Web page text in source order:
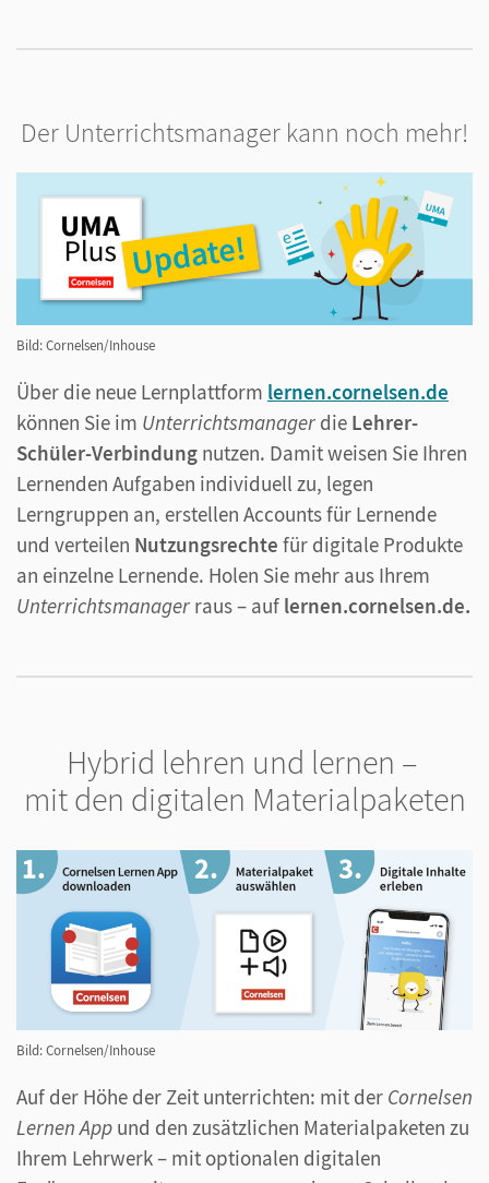
Der Unterrichtsmanager kann noch mehr!
Bild: Cornelsen/Inhouse
Über die neue Lernplattform lernen.cornelsen.de
können Sie im Unterrichtsmanager die Lehrer-
Schüler-Verbindung nutzen. Damit weisen Sie Ihren
Lernenden Aufgaben individuell zu, legen
Lerngruppen an, erstellen Accounts für Lernende
und verteilen Nutzungsrechte für digitale Produkte
an einzelne Lernende. Holen Sie mehr aus Ihrem
Unterrichtsmanager raus – auf lernen.cornelsen.de.
Hybrid lehren und lernen –
mit den digitalen Materialpaketen
Bild: Cornelsen/Inhouse
Auf der Höhe der Zeit unterrichten: mit der Cornelsen
Lernen App und den zusätzlichen Materialpaketen zu
Ihrem Lehrwerk – mit optionalen digitalen